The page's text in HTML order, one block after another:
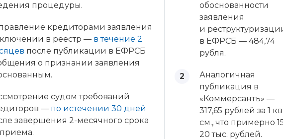
процедуры.
кредиторами заявления
в реестр — в течение 2
после публикации в ЕФРСБ
о признании заявления
судом требований
— по истечении 30 дней
завершения 2-месячного срока
обоснованности
заявления
и
в ЕФРСБ — 484,74
рубля.
Аналогичная
публикация в
«Коммерсантъ» —
317,65 рублей за 1
см., что примерно
20 тыс. рублей.